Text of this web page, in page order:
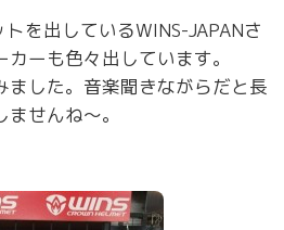
を出しているWINS-JAPANさ
ーも色々出しています。
ました。音楽聞きながらだと長
せんね～。